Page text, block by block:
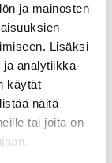
ja mainosten
Lisäksi
ja analytiikka-
käytät
näitä
tai joita on
maailman